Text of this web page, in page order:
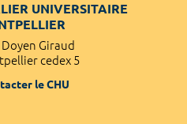
UNIVERSITAIRE
Doyen Giraud
cedex 5
le CHU